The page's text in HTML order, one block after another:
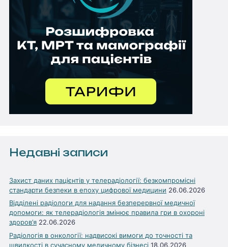
Недавні записи
Захист даних пацієнтів у телерадіології: безкомпромісні
стандарти безпеки в епоху цифрової медицини 26.06.2026
Відділені радіологи для надання безперервної медичної
допомоги: як телерадіологія змінює правила гри в охороні
здоров’я 22.06.2026
Радіологія в онкології: надвисокі вимоги до точності та
швидкості в сучасному медичному бізнесі 18.06.2026